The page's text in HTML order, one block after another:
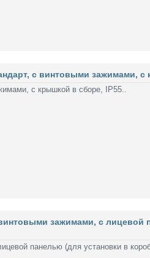
с винтовыми зажимами,
с крышкой в сборе, IP55..
зажимами, с лицевой
панелью (для установки в